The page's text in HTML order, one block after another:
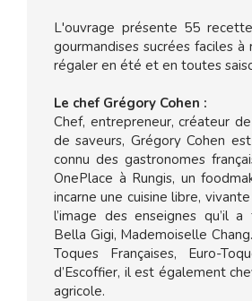
L'ouvrage présente 55
gourmandises sucrées faciles à
régaler en été et en toutes
Le chef Grégory Cohen :
Chef, entrepreneur, créateur
de saveurs, Grégory Cohen
connu des gastronomes
OnePlace à Rungis, un
incarne une cuisine libre,
l’image des enseignes qu’il a
Bella Gigi, Mademoiselle
Toques Françaises, Euro-
d’Escoffier, il est également
agricole.